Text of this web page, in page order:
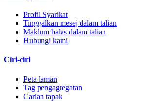
Profil Syarikat
Tinggalkan mesej dalam talian
Maklum balas dalam talian
Hubungi kami
Ciri-ciri
Peta laman
Tag pengagregatan
Carian tapak